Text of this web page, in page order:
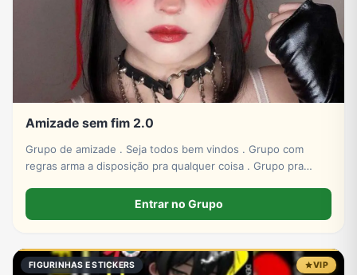
Amizade sem fim 2.0
Grupo de amizade . Seja todos bem vindos . Grupo com
regras arma a disposição pra qualquer coisa . Grupo pra
Entrar no Grupo
FIGURINHAS E STICKERS VIP